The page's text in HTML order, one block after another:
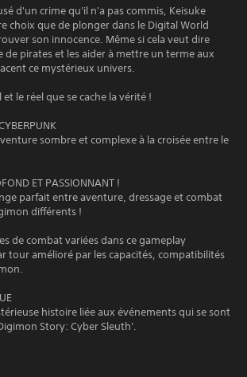
d'un crime qu'il n'a pas commis, Keisuke
choix que de plonger dans le Digital World
son innocence. Même si cela veut dire
pirates et les aider à mettre un terme aux
ce mystérieux univers.
le réel que se cache la vérité !
sombre et complexe à la croisée entre le
ET PASSIONNANT !
parfait entre aventure, dressage et combat
différents !
de combat variées dans ce gameplay
tour amélioré par les capacités, compatibilités
histoire liée aux événements qui se sont
Story: Cyber Sleuth'.